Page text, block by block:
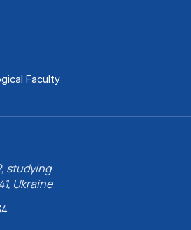
Faculty
studying
Ukraine